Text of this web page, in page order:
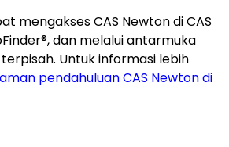
mengakses CAS Newton di CAS
®, dan melalui antarmuka
Untuk informasi lebih
pendahuluan CAS Newton di